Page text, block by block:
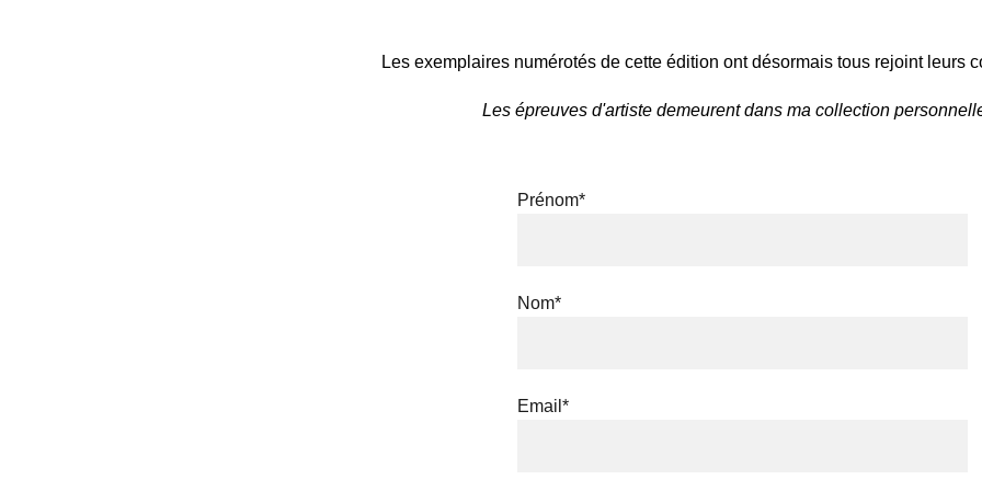
Prénom*
Nom*
Email*
Les exemplaires numérotés de cette édition ont désormais tous rejoint leurs
Les épreuves d'artiste demeurent dans ma collection